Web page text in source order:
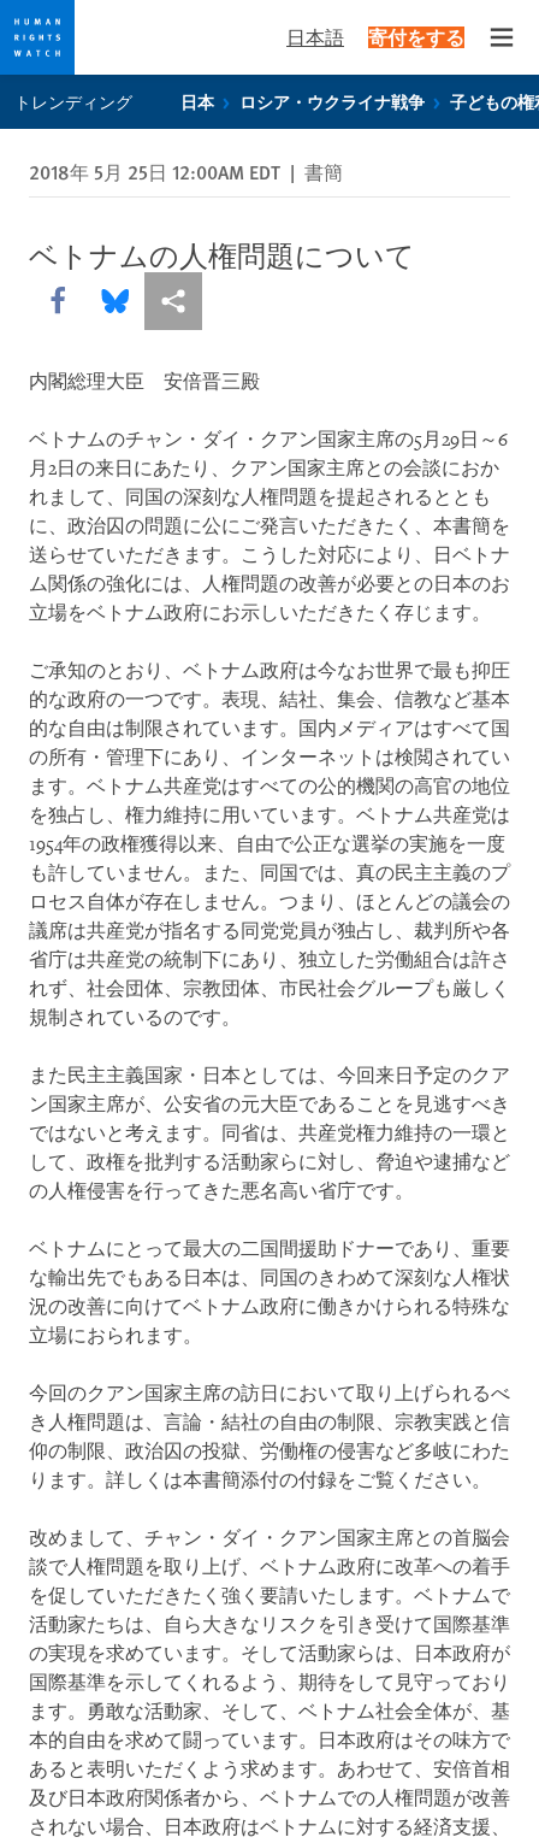
privacy
notice
content
日本語 寄付をする
トレンディング 日本 ロシア・ウクライナ戦争 子どもの権
2018年 5月 25日 12:00AM EDT | 書簡
ベトナムの人権問題について
Share this via Facebook
Share this via Bluesky
More sharing options
内閣総理大臣 安倍晋三殿
ベトナムのチャン・ダイ・クアン国家主席の5月29日～6
月2日の来日にあたり、クアン国家主席との会談におか
れまして、同国の深刻な人権問題を提起されるととも
に、政治囚の問題に公にご発言いただきたく、本書簡を
送らせていただきます。こうした対応により、日ベトナ
ム関係の強化には、人権問題の改善が必要との日本のお
立場をベトナム政府にお示しいただきたく存じます。
ご承知のとおり、ベトナム政府は今なお世界で最も抑圧
的な政府の一つです。表現、結社、集会、信教など基本
的な自由は制限されています。国内メディアはすべて国
の所有・管理下にあり、インターネットは検閲されてい
ます。ベトナム共産党はすべての公的機関の高官の地位
を独占し、権力維持に用いています。ベトナム共産党は
1954年の政権獲得以来、自由で公正な選挙の実施を一度
も許していません。また、同国では、真の民主主義のプ
ロセス自体が存在しません。つまり、ほとんどの議会の
議席は共産党が指名する同党党員が独占し、裁判所や各
省庁は共産党の統制下にあり、独立した労働組合は許さ
れず、社会団体、宗教団体、市民社会グループも厳しく
規制されているのです。
また民主主義国家・日本としては、今回来日予定のクア
ン国家主席が、公安省の元大臣であることを見逃すべき
ではないと考えます。同省は、共産党権力維持の一環と
して、政権を批判する活動家らに対し、脅迫や逮捕など
の人権侵害を行ってきた悪名高い省庁です。
ベトナムにとって最大の二国間援助ドナーであり、重要
な輸出先でもある日本は、同国のきわめて深刻な人権状
況の改善に向けてベトナム政府に働きかけられる特殊な
立場におられます。
今回のクアン国家主席の訪日において取り上げられるべ
き人権問題は、言論・結社の自由の制限、宗教実践と信
仰の制限、政治囚の投獄、労働権の侵害など多岐にわた
ります。詳しくは本書簡添付の付録をご覧ください。
改めまして、チャン・ダイ・クアン国家主席との首脳会
談で人権問題を取り上げ、ベトナム政府に改革への着手
を促していただきたく強く要請いたします。ベトナムで
活動家たちは、自ら大きなリスクを引き受けて国際基準
の実現を求めています。そして活動家らは、日本政府が
国際基準を示してくれるよう、期待をして見守っており
ます。勇敢な活動家、そして、ベトナム社会全体が、基
本的自由を求めて闘っています。日本政府はその味方で
あると表明いただくよう求めます。あわせて、安倍首相
及び日本政府関係者から、ベトナムでの人権問題が改善
されない場合、日本政府はベトナムに対する経済支援、